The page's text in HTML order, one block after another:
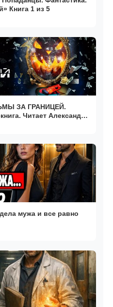
Книга 1 из 5
ЗА ГРАНИЦЕЙ.
Читает Александр
мужа и все равно